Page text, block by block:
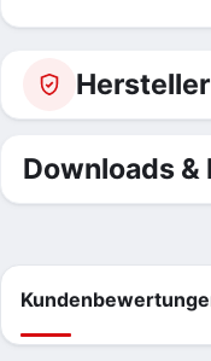
Downloads